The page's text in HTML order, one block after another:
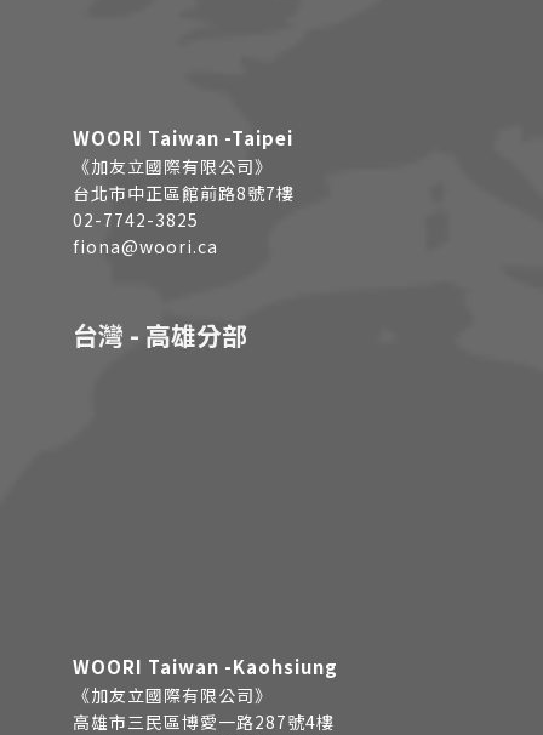
WOORI Taiwan -Taipei
《加友立國際有限公司》
台北市中正區館前路8號7樓
02-7742-3825
fiona@woori.ca
台灣 - 高雄分部
WOORI Taiwan -Kaohsiung
《加友立國際有限公司》
高雄市三民區博愛一路287號4樓